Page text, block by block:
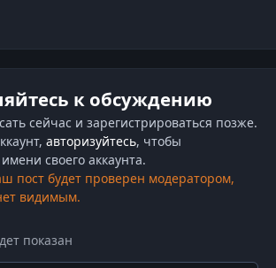
к обсуждению
сейчас и зарегистрироваться позже.
авторизуйтесь, чтобы
своего аккаунта.
пост будет проверен модератором,
видимым.